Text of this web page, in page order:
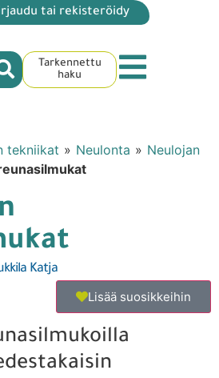
tai rekisteröidy
Tarkennettu
haku
tekniikat » Neulonta » Neulojan
Katja
Lisää suosikkeihin